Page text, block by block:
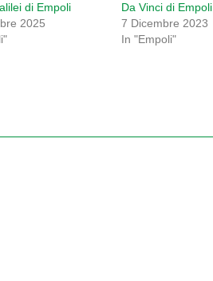
di Empoli
2025
Da Vinci di Empoli
7 Dicembre 2023
In "Empoli"